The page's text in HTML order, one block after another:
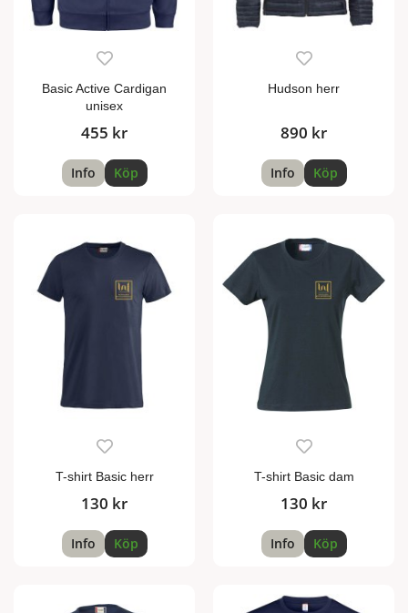
Basic Active Cardigan
unisex
455 kr
Info Köp
Hudson herr
890 kr
Info Köp
T-shirt Basic herr
130 kr
Info Köp
T-shirt Basic dam
130 kr
Info Köp